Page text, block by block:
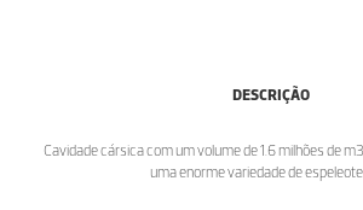
DESCRIÇÃO
Cavidade cársica com um volume de 1.6 milhões de
uma enorme variedade de